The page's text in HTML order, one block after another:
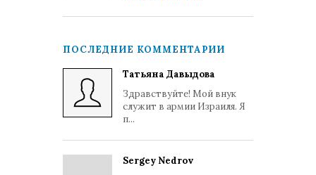
ПОСЛЕДНИЕ КОММЕНТАРИИ
Татьяна Давыдова
Здравствуйте! Мой внук
служит в армии Израиля. Я
п...
Sergey Nedrov